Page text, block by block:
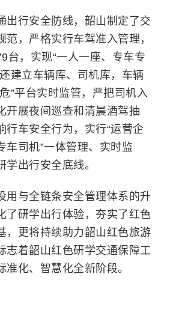
出行安全防线，韶山制定了交
范，严格实行车驾准入管理，
台，实现“一人一座、专车专
建立车辆库、司机库，车辆
”平台实时监管，严把司机入
开展夜间巡查和清晨酒驾抽
行车安全行为，实行“运营企
车司机”一体管理、实时监
出行安全底线。
用与全链条安全管理体系的升
了研学出行体验，夯实了红色
，更将持续助力韶山红色旅游
志着韶山红色研学交通保障工
准化、智慧化全新阶段。